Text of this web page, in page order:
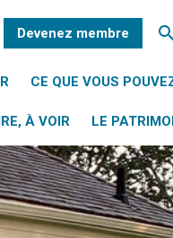
Devenez membre
CE QUE VOUS
À VOIR LE